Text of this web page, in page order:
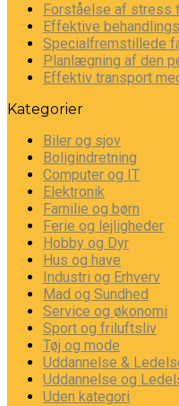
Forståelse af stress
Effektive
Specialfremstillede
Planlægning af den
Effektiv transport
Kategorier
Biler og sjov
Boligindretning
Computer og IT
Elektronik
Familie og børn
Ferie og lejligheder
Hobby og Dyr
Hus og have
Industri og Erhverv
Mad og Sundhed
Service og økonomi
Sport og friluftsliv
Tøj og mode
Uddannelse &
Uddannelse og
Uden kategori